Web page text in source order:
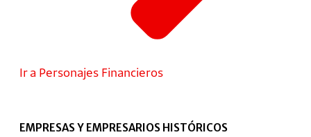
Ir a Personajes Financieros
EMPRESAS Y EMPRESARIOS HISTÓRICOS